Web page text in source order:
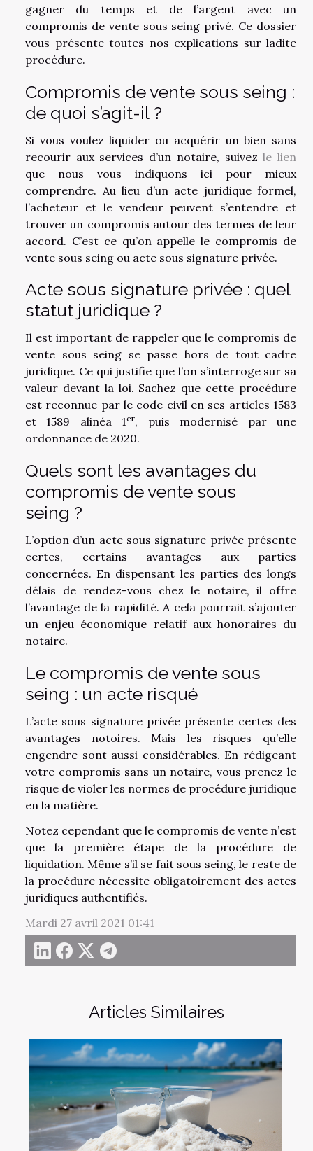
Articles Similaires
gagner du temps et de l’argent avec un
compromis de vente sous seing privé. Ce dossier
vous présente toutes nos explications sur ladite
procédure.
Compromis de vente sous seing :
de quoi s’agit-il ?
Si vous voulez liquider ou acquérir un bien sans
recourir aux services d’un notaire, suivezle lien
que nous vous indiquons ici pour mieux
comprendre. Au lieu d’un acte juridique formel,
l’acheteur et le vendeur peuvent s’entendre et
trouver un compromis autour des termes de leur
accord. C’est ce qu’on appelle le compromis de
vente sous seing ou acte sous signature privée.
Acte sous signature privée : quel
statut juridique ?
Il est important de rappeler que le compromis de
vente sous seing se passe hors de tout cadre
juridique. Ce qui justifie que l’on s’interroge sur sa
valeur devant la loi. Sachez que cette procédure
est reconnue par le code civil en ses articles 1583
et 1589 alinéa 1er, puis modernisé par une
ordonnance de 2020.
Quels sont les avantages du
compromis de vente sous
seing ?
L’option d’un acte sous signature privée présente
certes, certains avantages aux parties
concernées. En dispensant les parties des longs
délais de rendez-vous chez le notaire, il offre
l’avantage de la rapidité. A cela pourrait s’ajouter
un enjeu économique relatif aux honoraires du
notaire.
Le compromis de vente sous
seing : un acte risqué
L’acte sous signature privée présente certes des
avantages notoires. Mais les risques qu’elle
engendre sont aussi considérables. En rédigeant
votre compromis sans un notaire, vous prenez le
risque de violer les normes de procédure juridique
en la matière.
Notez cependant que le compromis de vente n’est
que la première étape de la procédure de
liquidation. Même s’il se fait sous seing, le reste de
la procédure nécessite obligatoirement des actes
juridiques authentifiés.
Mardi 27 avril 2021 01:41